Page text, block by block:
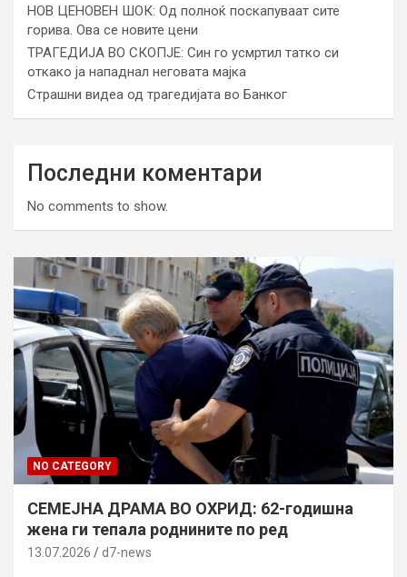
НОВ ЦЕНОВЕН ШОК: Од полноќ поскапуваат сите
горива. Ова се новите цени
ТРАГЕДИЈА ВО СКОПЈЕ: Син го усмртил татко си
откако ја нападнал неговата мајка
Страшни видеа од трагедијата во Банког
Последни коментари
No comments to show.
NO CATEGORY
СЕМЕЈНА ДРАМА ВО ОХРИД: 62-годишна
жена ги тепала роднините по ред
13.07.2026 d7-news